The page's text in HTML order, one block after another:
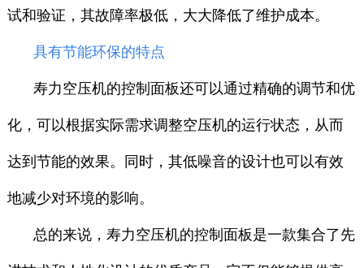
试和验证，其故障率极低，大大降低了维护成本。
具有节能环保的特点
寿力空压机的控制面板还可以通过精确的调节和优
化，可以根据实际需求调整空压机的运行状态，从而
达到节能的效果。同时，其低噪音的设计也可以有效
地减少对环境的影响。
总的来说，寿力空压机的控制面板是一款集合了先